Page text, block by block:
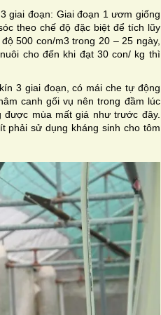
giai đoạn: Giai đoạn 1 ươm giống
theo chế độ đặc biệt để tích lũy
500 con/m3 trong 20 – 25 ngày,
cho đến khi đạt 30 con/ kg thì
3 giai đoạn, có mái che tự động
canh gối vụ nên trong đầm lúc
mùa mất giá như trước đây.
phải sử dụng kháng sinh cho tôm